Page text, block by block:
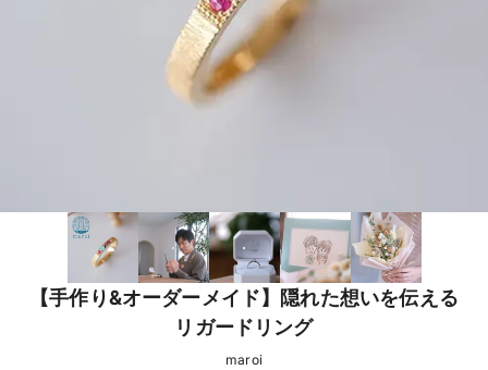
【手作り&オーダーメイド】隠れた想いを伝える
リガードリング
maroi